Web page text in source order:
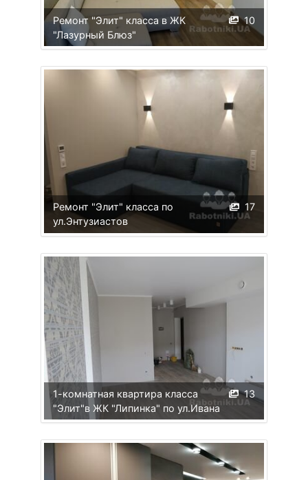
10
Ремонт "Элит" класса в ЖК
"Лазурный Блюз"
17
Ремонт "Элит" класса по
ул.Энтузиастов
13
1-комнатная квартира класса
"Элит"в ЖК "Липинка" по ул.Ивана